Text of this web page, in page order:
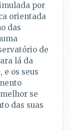
por
orientada
das
de
lá da
e os seus
se
das suas